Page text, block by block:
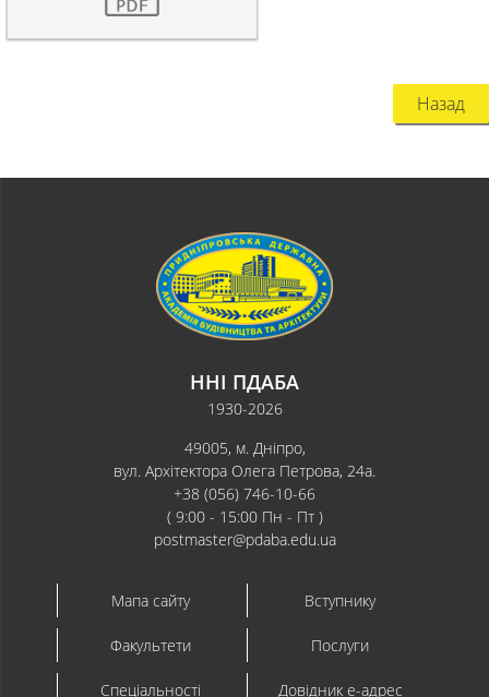
Назад
ННІ ПДАБА
1930-2026
49005, м. Дніпро,
вул. Архітектора Олега Петрова, 24а.
+38 (056) 746-10-66
( 9:00 - 15:00 Пн - Пт )
postmaster@pdaba.edu.ua
Мапа сайту Вступнику
Факультети Послуги
Спеціальності Довідник e-адрес